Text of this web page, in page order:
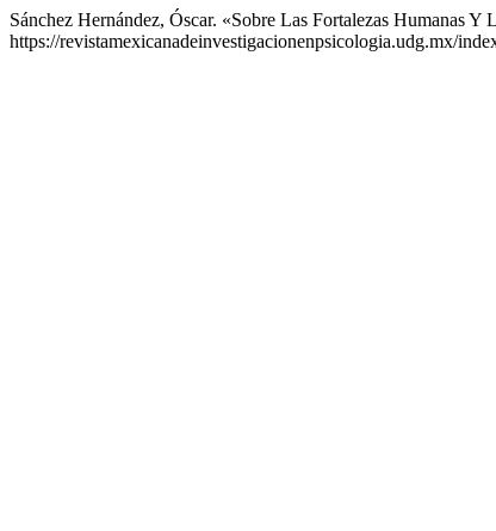
Sánchez Hernández, Óscar. «Sobre Las Fortalezas Humanas Y
https://revistamexicanadeinvestigacionenpsicologia.udg.mx/